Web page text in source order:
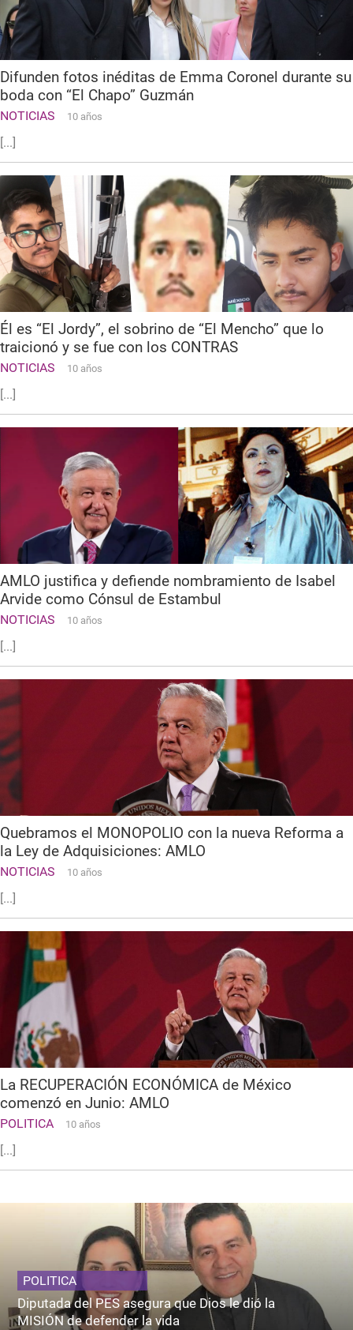
Difunden fotos inéditas de Emma Coronel durante su
boda con “El Chapo” Guzmán
NOTICIAS 10 años
[...]
Él es “El Jordy”, el sobrino de “El Mencho” que lo
traicionó y se fue con los CONTRAS
NOTICIAS 10 años
[...]
AMLO justifica y defiende nombramiento de Isabel
Arvide como Cónsul de Estambul
NOTICIAS 10 años
[...]
Quebramos el MONOPOLIO con la nueva Reforma a
la Ley de Adquisiciones: AMLO
NOTICIAS 10 años
[...]
La RECUPERACIÓN ECONÓMICA de México
comenzó en Junio: AMLO
POLITICA 10 años
[...]
POLITICA
Diputada del PES asegura que Dios le dió la
MISIÓN de defender la vida